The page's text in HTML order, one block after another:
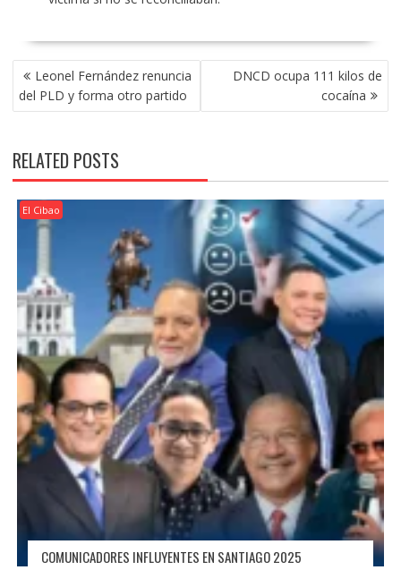
POST
NAVIGATION
Leonel Fernández renuncia
del PLD y forma otro partido
DNCD ocupa 111 kilos de
cocaína
RELATED POSTS
El Cibao
COMUNICADORES INFLUYENTES EN SANTIAGO 2025